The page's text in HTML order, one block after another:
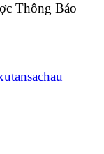
Thông Báo